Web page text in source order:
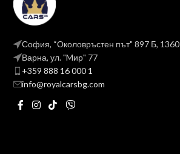
София, “Околовръстен път" 897 Б, 1360
Варна, ул. "Mир" 77
+359 888 16 000 1
info@royalcarsbg.com